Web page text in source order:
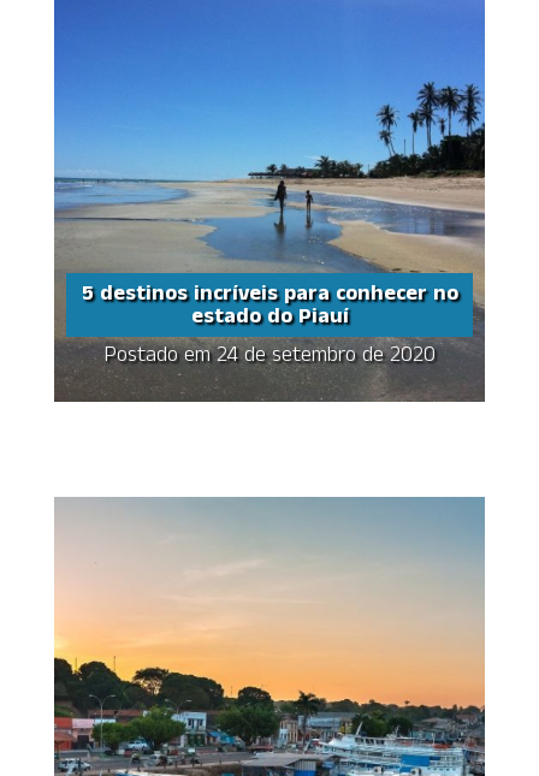
5 destinos incríveis para conhecer no
estado do Piauí
Postado em 24 de setembro de 2020
5 destinos incríveis
para conhecer no
estado do Piauí